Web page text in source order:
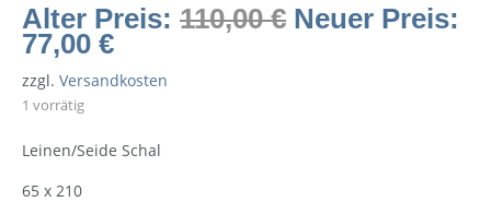
Alter Preis: 110,00€ Neuer Preis:
77,00 €Aktueller
Preis
ist:
zzgl. Versandkosten
1 vorrätig
Leinen/Seide Schal
65 x 210